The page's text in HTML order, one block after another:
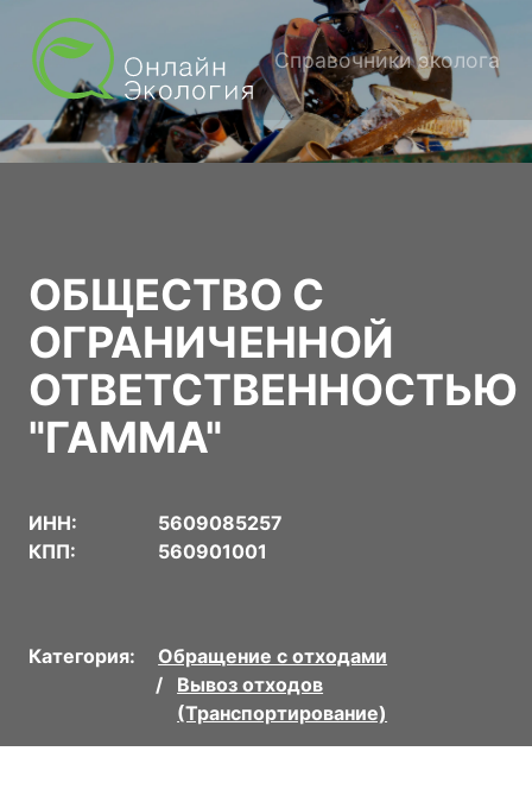
Справочники эколога
ОБЩЕСТВО С
ОГРАНИЧЕННОЙ
ОТВЕТСТВЕННОСТЬЮ
"ГАММА"
ИНН:
5609085257
КПП:
560901001
Категория:
Обращение с отходами
Вывоз отходов
(Транспортирование)